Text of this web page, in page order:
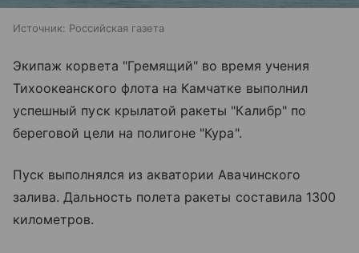
Источник: Российская газета
Экипаж корвета "Гремящий" во время учения
Тихоокеанского флота на Камчатке выполнил
успешный пуск крылатой ракеты "Калибр" по
береговой цели на полигоне "Кура".
Пуск выполнялся из акватории Авачинского
залива. Дальность полета ракеты составила 1300
километров.